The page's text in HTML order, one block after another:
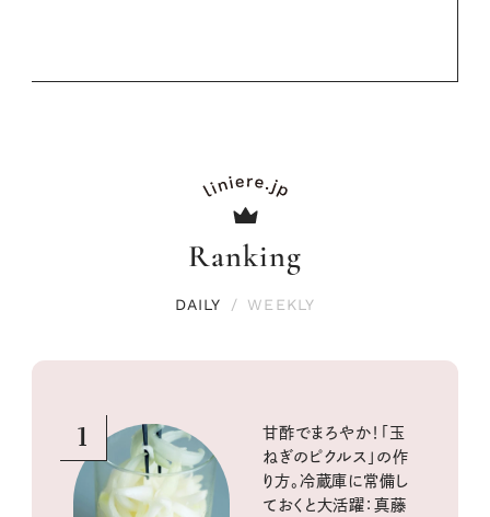
Ranking
DAILY / WEEKLY
1
甘酢でまろやか！「玉
ねぎのピクルス」の作
り方。冷蔵庫に常備し
ておくと大活躍：真藤